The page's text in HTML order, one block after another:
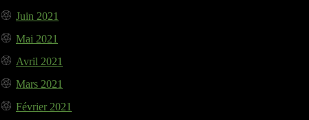
Juin 2021
Mai 2021
Avril 2021
Mars 2021
Février 2021